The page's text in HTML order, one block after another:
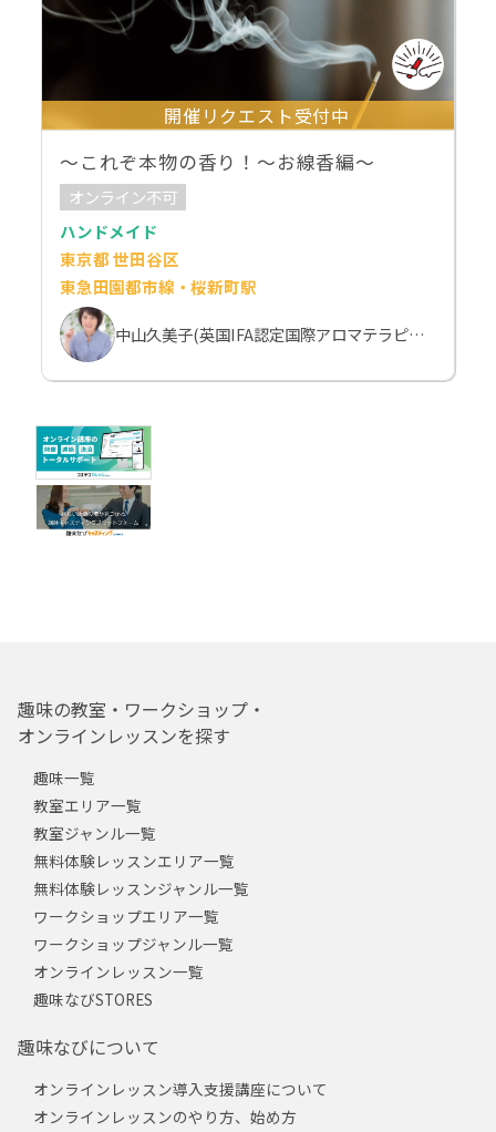
開催リクエスト受付中
～これぞ本物の香り！～お線香編～
オンライン不可
ハンドメイド
東京都 世田谷区
東急田園都市線・桜新町駅
中山久美子(英国IFA認定国際アロマテラピスト）
趣味の教室・ワークショップ・
オンラインレッスンを探す
趣味一覧
教室エリア一覧
教室ジャンル一覧
無料体験レッスンエリア一覧
無料体験レッスンジャンル一覧
ワークショップエリア一覧
ワークショップジャンル一覧
オンラインレッスン一覧
趣味なびSTORES
趣味なびについて
オンラインレッスン導入支援講座について
オンラインレッスンのやり方、始め方